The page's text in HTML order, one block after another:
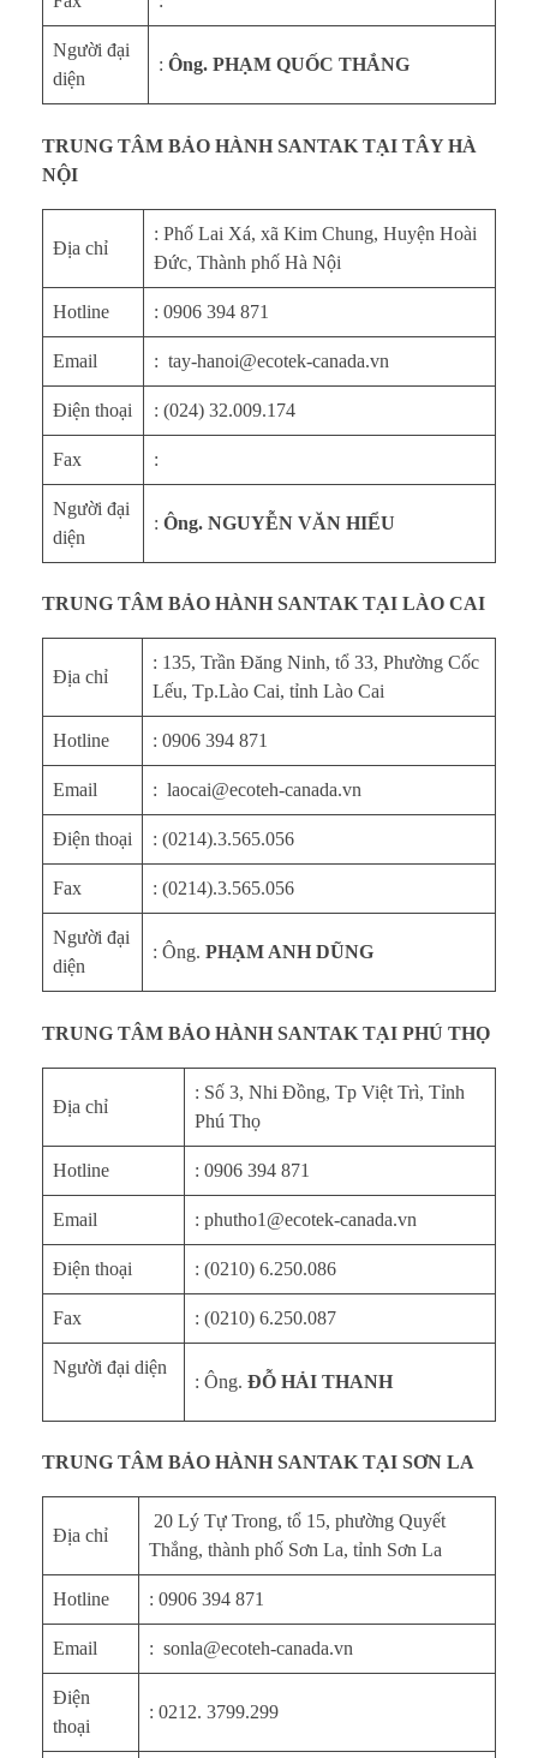
ệ
N
a
m
Người đại
diện
: Ông. PHẠM QUỐC THẮNG
TRUNG TÂM BẢO HÀNH SANTAK TẠI TÂY HÀ
NỘI
Địa chỉ
: Phố Lai Xá, xã Kim Chung, Huyện Hoài
Đức, Thành phố Hà Nội
Hotline : 0906 394 871
Email : tay-hanoi@ecotek-canada.vn
Điện thoại : (024) 32.009.174
Fax :
Người đại
diện
: Ông. NGUYỄN VĂN HIỂU
TRUNG TÂM BẢO HÀNH SANTAK TẠI LÀO CAI
Địa chỉ
: 135, Trần Đăng Ninh, tổ 33, Phường Cốc
Lếu, Tp.Lào Cai, tỉnh Lào Cai
Hotline : 0906 394 871
Email : laocai@ecoteh-canada.vn
Điện thoại : (0214).3.565.056
Fax : (0214).3.565.056
Người đại
diện
: Ông. PHẠM ANH DŨNG
TRUNG TÂM BẢO HÀNH SANTAK TẠI PHÚ THỌ
Địa chỉ
: Số 3, Nhi Đồng, Tp Việt Trì, Tỉnh
Phú Thọ
Hotline : 0906 394 871
Email : phutho1@ecotek-canada.vn
Điện thoại : (0210) 6.250.086
Fax : (0210) 6.250.087
Người đại diện
: Ông. ĐỖ HẢI THANH
TRUNG TÂM BẢO HÀNH SANTAK TẠI SƠN LA
Địa chỉ
20 Lý Tự Trong, tổ 15, phường Quyết
Thắng, thành phố Sơn La, tỉnh Sơn La
Hotline : 0906 394 871
Email : sonla@ecoteh-canada.vn
Điện
thoại
: 0212. 3799.299